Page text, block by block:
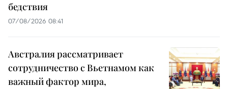
бедствия
07/08/2026 08:41
Австралия рассматривает
сотрудничество с Вьетнамом как
важный фактор мира,